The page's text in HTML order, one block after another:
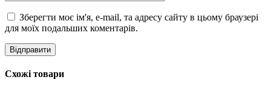
Спосіб використання: Наносити на шкіру губ по мірі необхідності.
Можна використовувати в якості нічної маски для губ.
Обʼєм: 15 мл
Зберегти моє ім'я, e-mail, та адресу сайту в цьому браузері
для моїх подальших коментарів.
Схожі товари